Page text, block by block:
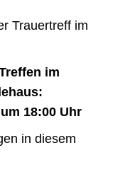
Trauertreff im
im
18:00 Uhr
in diesem